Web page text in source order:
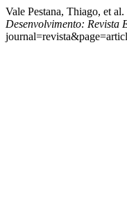
Vale Pestana, Thiago,
Desenvolvimento: